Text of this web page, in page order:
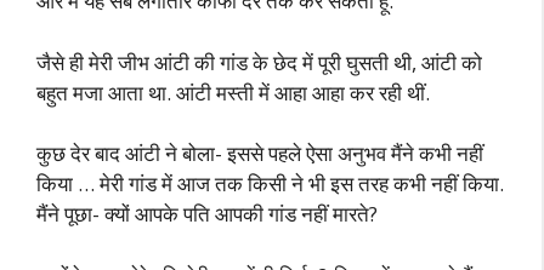
जैसे ही मेरी जीभ आंटी की गांड के छेद में पूरी घुसती थी, आंटी को
बहुत मजा आता था. आंटी मस्ती में आहा आहा कर रही थीं.
कुछ देर बाद आंटी ने बोला- इससे पहले ऐसा अनुभव मैंने कभी नहीं
किया … मेरी गांड में आज तक किसी ने भी इस तरह कभी नहीं किया.
मैंने पूछा- क्यों आपके पति आपकी गांड नहीं मारते?